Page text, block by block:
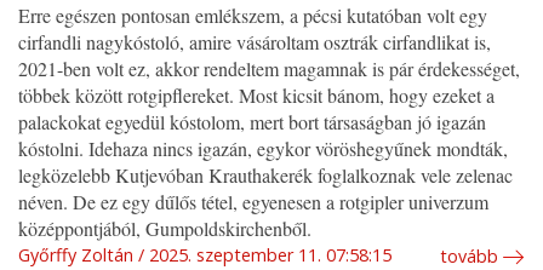
Erre egészen pontosan emlékszem, a pécsi kutatóban volt egy
cirfandli nagykóstoló, amire vásároltam osztrák cirfandlikat is,
2021-ben volt ez, akkor rendeltem magamnak is pár érdekességet,
többek között rotgipflereket. Most kicsit bánom, hogy ezeket a
palackokat egyedül kóstolom, mert bort társaságban jó igazán
kóstolni. Idehaza nincs igazán, egykor vöröshegyűnek mondták,
legközelebb Kutjevóban Krauthakerék foglalkoznak vele zelenac
néven. De ez egy dűlős tétel, egyenesen a rotgipler univerzum
középpontjából, Gumpoldskirchenből.
Győrffy Zoltán 2025. szeptember 11. 07:58:15 tovább